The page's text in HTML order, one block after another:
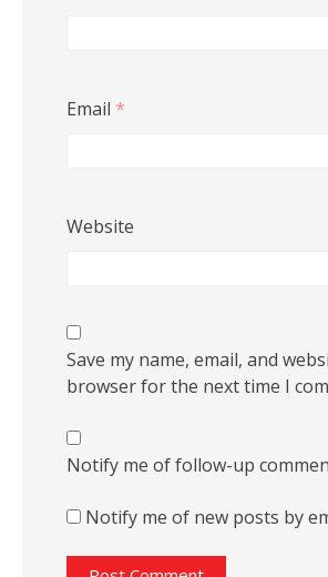
Email *
Website
Save my name, email, and
browser for the next time I
Notify me of follow-up
Notify me of new posts by